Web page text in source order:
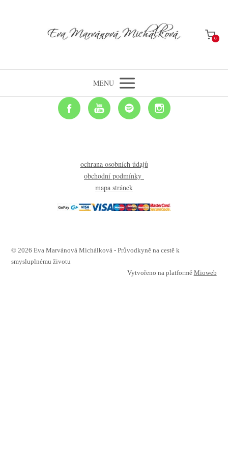
0
MENU
ochrana osobních údajů
obchodní podmínky
mapa stránek
© 2026 Eva Marvánová Michálková - Průvodkyně na cestě k
smysluplnému životu
Vytvořeno na platformě Mioweb